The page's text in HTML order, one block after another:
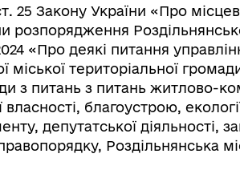
25 Закону України «Про
розпорядження
«Про деякі питання
міської територіальної
з питань з питань житлово-
благоустрою,
депутатської діяльності,
Роздільнянська